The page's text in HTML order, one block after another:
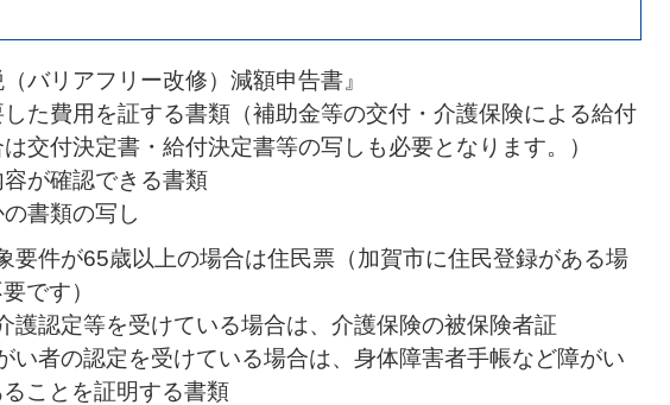
（バリアフリー改修）減額申告書』
た費用を証する書類（補助金等の交付・介護保険による給付
交付決定書・給付決定書等の写しも必要となります。）
が確認できる書類
書類の写し
要件が65歳以上の場合は住民票（加賀市に住民登録がある場
です）
護認定等を受けている場合は、介護保険の被保険者証
い者の認定を受けている場合は、身体障害者手帳など障がい
ことを証明する書類